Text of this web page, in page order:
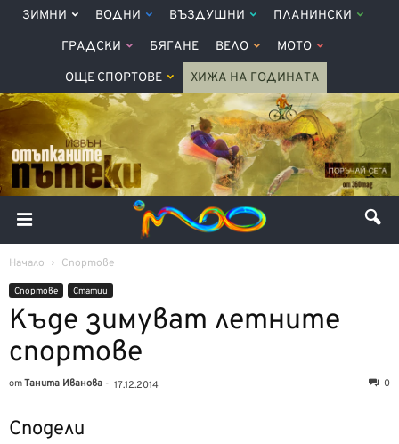
ЗИМНИ ВОДНИ ВЪЗДУШНИ ПЛАНИНСКИ
ГРАДСКИ БЯГАНЕ ВЕЛО МОТО
ОЩЕ СПОРТОВЕ ХИЖА НА ГОДИНАТА
Начало Спортове
Спортове Статии
Къде зимуват летните
спортове
отТанита Иванова - 17.12.2014 0
Сподели